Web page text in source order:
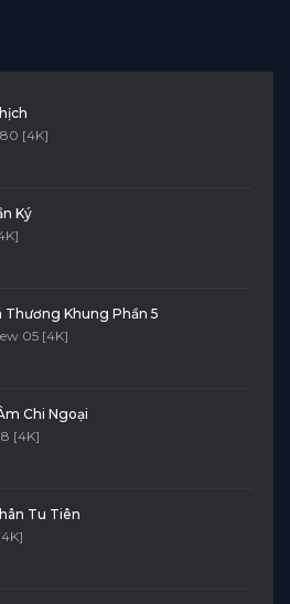
[4K]
Ký
Thương Khung Phần 5
05 [4K]
Chi Ngoại
[4K]
Tu Tiên